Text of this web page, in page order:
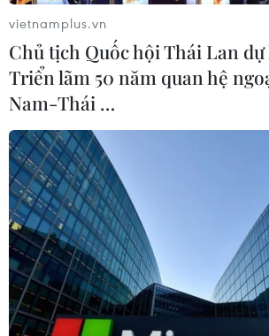
Lai Châu: Sạt lở gây ách tắc
trên quốc lộ 4D
09/09/2024 02:08
Đêm 8/9 và rạng sáng 9/9, mưa lớn
khiến một lượng lớn đất đá sạt lở từ
chắn ngang quốc lộ 4D gần Khu du
Mây.
vietnamplus.vn
Chủ tịch Quốc hội Thái Lan
Triển lãm 50 năm quan hệ
Nam-Thái …